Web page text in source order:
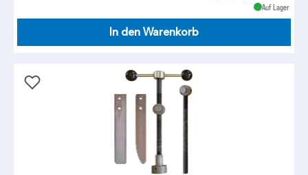
Auf Lager
In den Warenkorb